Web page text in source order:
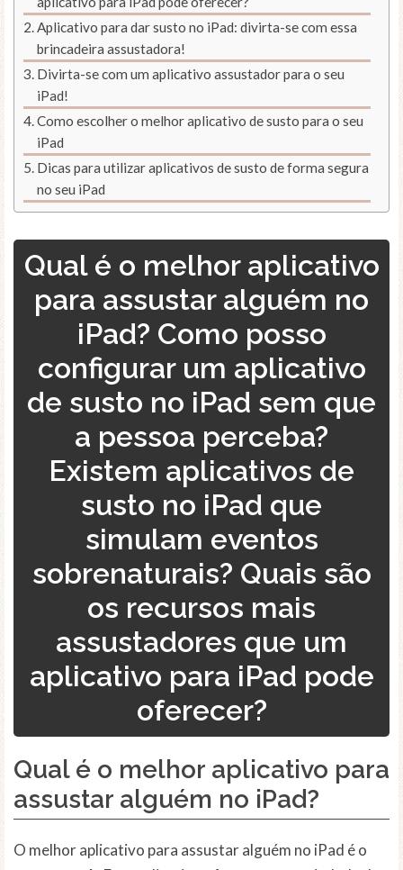
Aplicativo para dar susto no iPad: divirta-se com essa
brincadeira assustadora!
Divirta-se com um aplicativo assustador para o seu
iPad!
Como escolher o melhor aplicativo de susto para o seu
iPad
Dicas para utilizar aplicativos de susto de forma segura
no seu iPad
Qual é o melhor aplicativo
para assustar alguém no
iPad? Como posso
configurar um aplicativo
de susto no iPad sem que
a pessoa perceba?
Existem aplicativos de
susto no iPad que
simulam eventos
sobrenaturais? Quais são
os recursos mais
assustadores que um
aplicativo para iPad pode
oferecer?
Qual é o melhor aplicativo para
assustar alguém no iPad?
O melhor aplicativo para assustar alguém no iPad é o